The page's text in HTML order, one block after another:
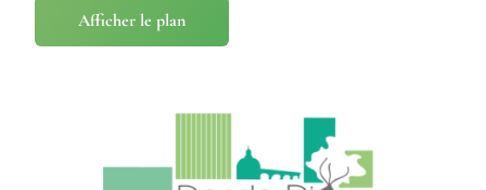
Afficher le plan